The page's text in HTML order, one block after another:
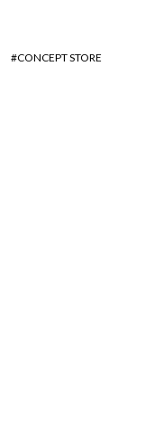
CONCEPT STORE